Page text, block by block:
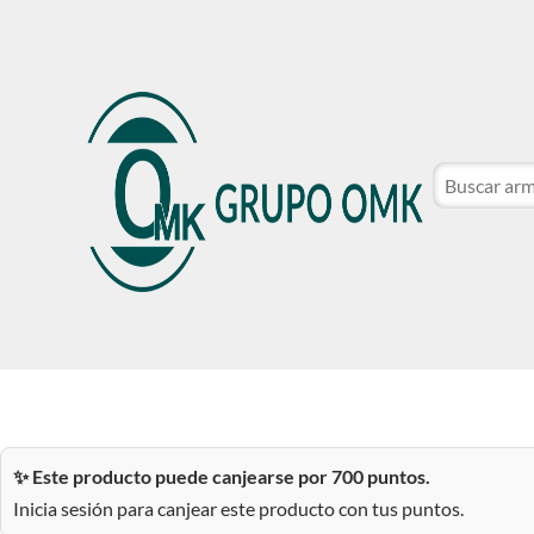
CATÁLOGO DE MARCAS
✨ Este producto puede canjearse por 700 puntos.
Inicia sesión para canjear este producto con tus puntos.